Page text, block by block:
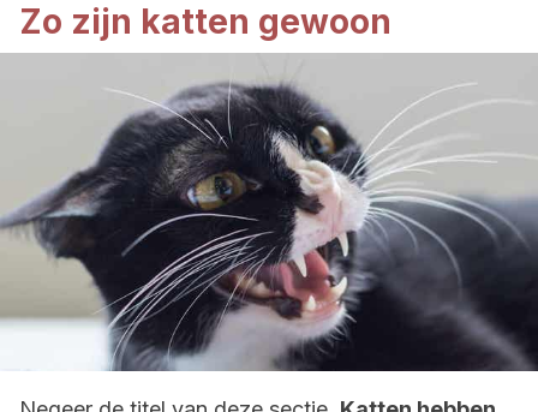
Zo zijn katten gewoon